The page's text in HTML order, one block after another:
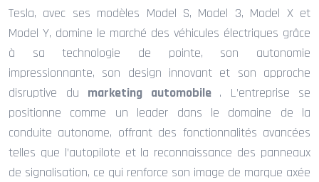
Tesla, avec ses modèles Model S, Model 3, Model X et
Model Y, domine le marché des véhicules électriques grâce
à sa technologie de pointe, son autonomie
impressionnante, son design innovant et son approche
disruptive du marketing automobile . L’entreprise se
positionne comme un leader dans le domaine de la
conduite autonome, offrant des fonctionnalités avancées
telles que l’autopilote et la reconnaissance des panneaux
de signalisation, ce qui renforce son image de marque axée